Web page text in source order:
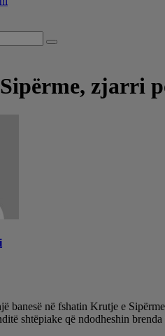
zjarri
banesë në fshatin Krutje e
shtëpiake që ndodheshin brenda